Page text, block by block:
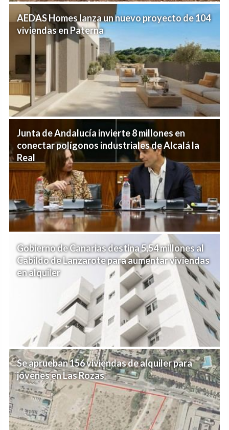
AEDAS Homes lanza un nuevo proyecto de 104
viviendas en Paterna
Junta de Andalucía invierte 8 millones en
conectar polígonos industriales de Alcalá la
Real
Gobierno de Canarias destina 5,54 millones al
Cabildo de Lanzarote para aumentar viviendas
en alquiler
Se aprueban 156 viviendas de alquiler para
jóvenes en Las Rozas